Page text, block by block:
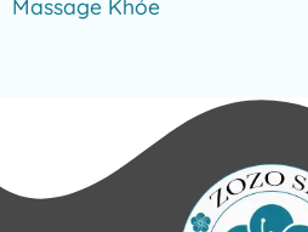
Massage Khỏe